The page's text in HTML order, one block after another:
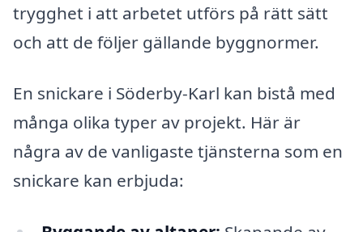
trygghet i att arbetet utförs på rätt sätt
och att de följer gällande byggnormer.
En snickare i Söderby-Karl kan bistå med
många olika typer av projekt. Här är
några av de vanligaste tjänsterna som en
snickare kan erbjuda: